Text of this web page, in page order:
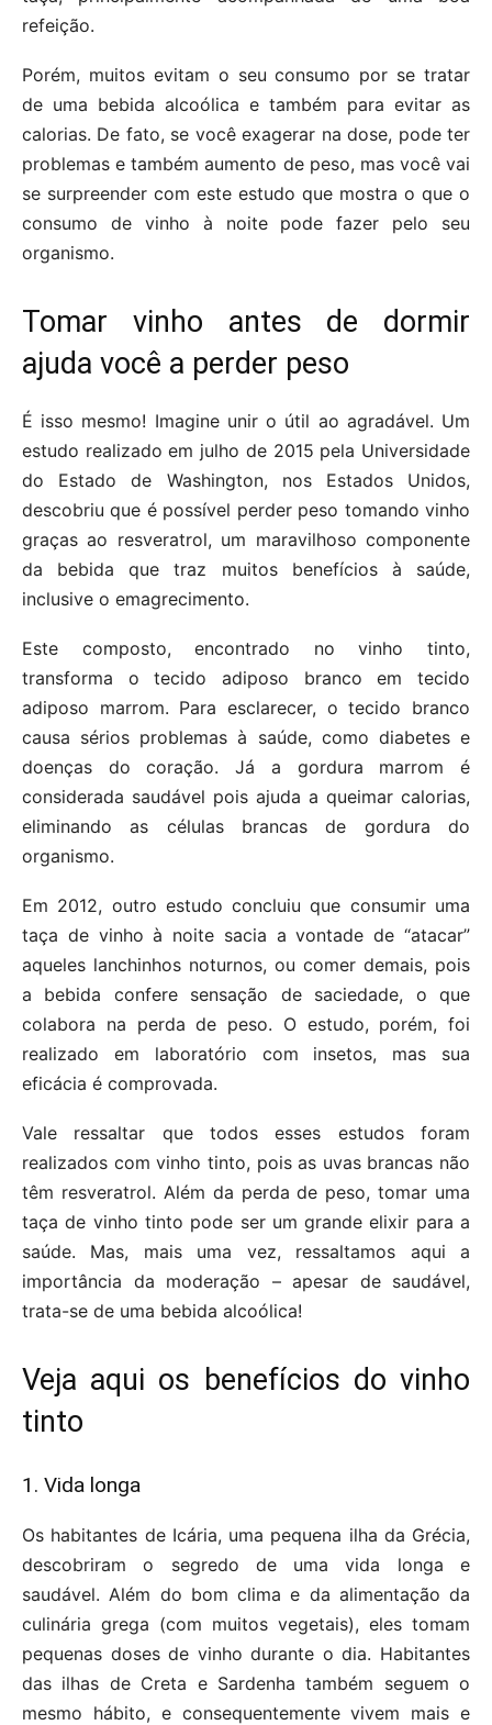
refeição.
Porém, muitos evitam o seu consumo por se tratar
de uma bebida alcoólica e também para evitar as
calorias. De fato, se você exagerar na dose, pode ter
problemas e também aumento de peso, mas você vai
se surpreender com este estudo que mostra o que o
consumo de vinho à noite pode fazer pelo seu
organismo.
Tomar vinho antes de dormir
ajuda você a perder peso
É isso mesmo! Imagine unir o útil ao agradável. Um
estudo realizado em julho de 2015 pela Universidade
do Estado de Washington, nos Estados Unidos,
descobriu que é possível perder peso tomando vinho
graças ao resveratrol, um maravilhoso componente
da bebida que traz muitos benefícios à saúde,
inclusive o emagrecimento.
Este composto, encontrado no vinho tinto,
transforma o tecido adiposo branco em tecido
adiposo marrom. Para esclarecer, o tecido branco
causa sérios problemas à saúde, como diabetes e
doenças do coração. Já a gordura marrom é
considerada saudável pois ajuda a queimar calorias,
eliminando as células brancas de gordura do
organismo.
Em 2012, outro estudo concluiu que consumir uma
taça de vinho à noite sacia a vontade de “atacar”
aqueles lanchinhos noturnos, ou comer demais, pois
a bebida confere sensação de saciedade, o que
colabora na perda de peso. O estudo, porém, foi
realizado em laboratório com insetos, mas sua
eficácia é comprovada.
Vale ressaltar que todos esses estudos foram
realizados com vinho tinto, pois as uvas brancas não
têm resveratrol. Além da perda de peso, tomar uma
taça de vinho tinto pode ser um grande elixir para a
saúde. Mas, mais uma vez, ressaltamos aqui a
importância da moderação – apesar de saudável,
trata-se de uma bebida alcoólica!
Veja aqui os benefícios do vinho
tinto​
1. Vida longa
Os habitantes de Icária, uma pequena ilha da Grécia,
descobriram o segredo de uma vida longa e
saudável. Além do bom clima e da alimentação da
culinária grega (com muitos vegetais), eles tomam
pequenas doses de vinho durante o dia. Habitantes
das ilhas de Creta e Sardenha também seguem o
mesmo hábito, e consequentemente vivem mais e